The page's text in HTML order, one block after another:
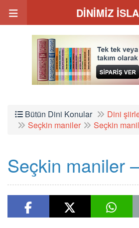
DİNİMİZ
Bütün Dini Konular
Dini
Seçkin maniler
Seçkin
Seçkin maniler